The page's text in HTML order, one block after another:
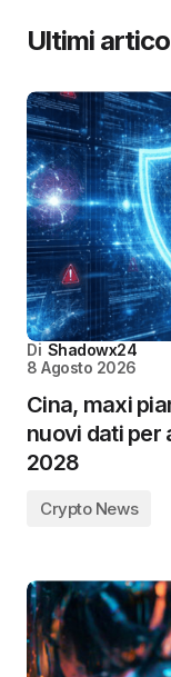
Ultimi
Di Shadowx24
8 Agosto 2026
Cina, maxi
nuovi dati per
2028
Crypto News